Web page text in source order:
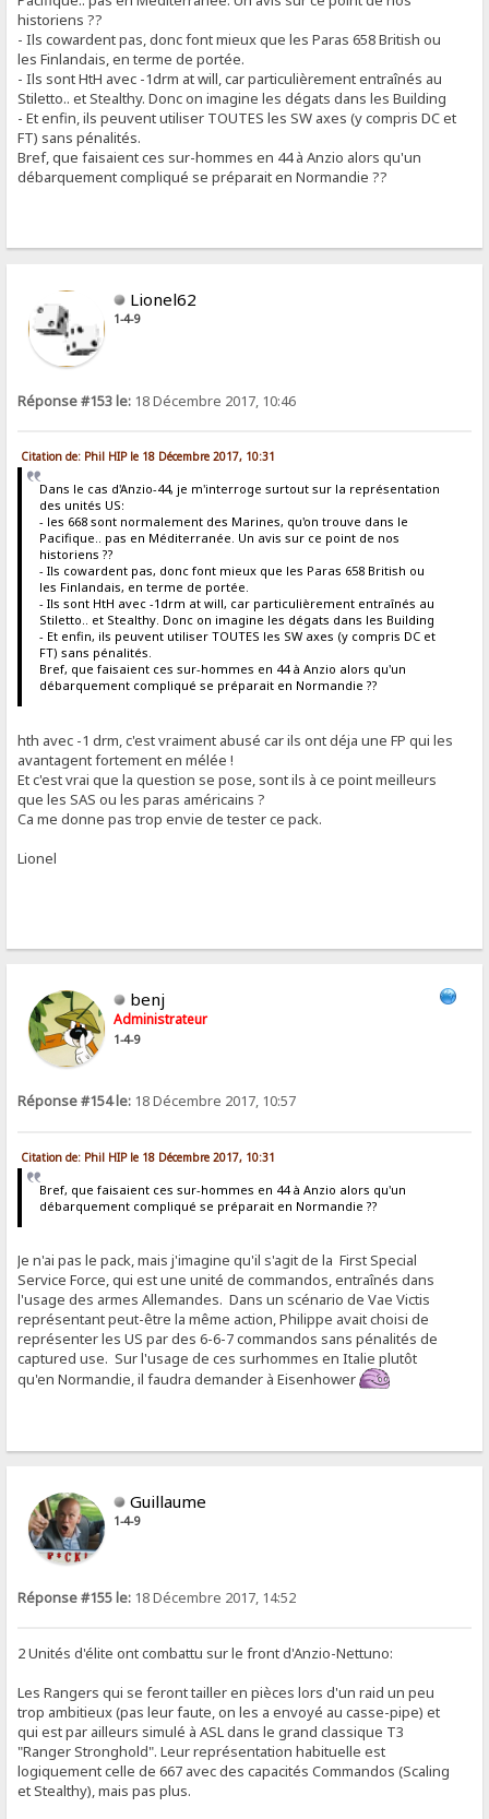
historiens ??
- Ils cowardent pas, donc font mieux que les Paras 658 British ou
les Finlandais, en terme de portée.
- Ils sont HtH avec -1drm at will, car particulièrement entraînés au
Stiletto.. et Stealthy. Donc on imagine les dégats dans les Building
- Et enfin, ils peuvent utiliser TOUTES les SW axes (y compris DC et
FT) sans pénalités.
Bref, que faisaient ces sur-hommes en 44 à Anzio alors qu'un
débarquement compliqué se préparait en Normandie ??
Lionel62
1-4-9
Réponse #153 le: 18 Décembre 2017, 10:46
Citation de: Phil HIP le 18 Décembre 2017, 10:31
Dans le cas d'Anzio-44, je m'interroge surtout sur la représentation
des unités US:
- les 668 sont normalement des Marines, qu'on trouve dans le
Pacifique.. pas en Méditerranée. Un avis sur ce point de nos
historiens ??
- Ils cowardent pas, donc font mieux que les Paras 658 British ou
les Finlandais, en terme de portée.
- Ils sont HtH avec -1drm at will, car particulièrement entraînés au
Stiletto.. et Stealthy. Donc on imagine les dégats dans les Building
- Et enfin, ils peuvent utiliser TOUTES les SW axes (y compris DC et
FT) sans pénalités.
Bref, que faisaient ces sur-hommes en 44 à Anzio alors qu'un
débarquement compliqué se préparait en Normandie ??
hth avec -1 drm, c'est vraiment abusé car ils ont déja une FP qui les
avantagent fortement en mélée !
Et c'est vrai que la question se pose, sont ils à ce point meilleurs
que les SAS ou les paras américains ?
Ca me donne pas trop envie de tester ce pack.
Lionel
benj
Administrateur
1-4-9
Réponse #154 le: 18 Décembre 2017, 10:57
Citation de: Phil HIP le 18 Décembre 2017, 10:31
Bref, que faisaient ces sur-hommes en 44 à Anzio alors qu'un
débarquement compliqué se préparait en Normandie ??
Je n'ai pas le pack, mais j'imagine qu'il s'agit de la First Special
Service Force, qui est une unité de commandos, entraînés dans
l'usage des armes Allemandes. Dans un scénario de Vae Victis
représentant peut-être la même action, Philippe avait choisi de
représenter les US par des 6-6-7 commandos sans pénalités de
captured use. Sur l'usage de ces surhommes en Italie plutôt
qu'en Normandie, il faudra demander à Eisenhower
Guillaume
1-4-9
Réponse #155 le: 18 Décembre 2017, 14:52
2 Unités d'élite ont combattu sur le front d'Anzio-Nettuno:
Les Rangers qui se feront tailler en pièces lors d'un raid un peu
trop ambitieux (pas leur faute, on les a envoyé au casse-pipe) et
qui est par ailleurs simulé à ASL dans le grand classique T3
"Ranger Stronghold". Leur représentation habituelle est
logiquement celle de 667 avec des capacités Commandos (Scaling
et Stealthy), mais pas plus.